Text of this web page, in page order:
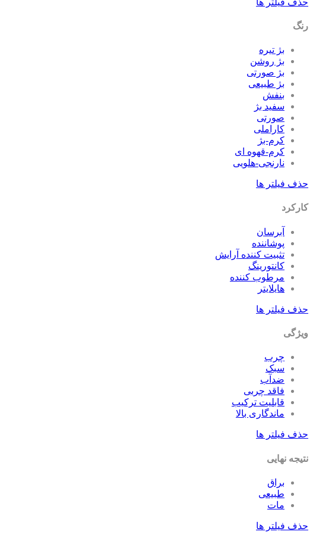
رنگ
بژ تیره
بژ روشن
بژ صورتی
بژ طبیعی
بنفش
سفید بژ
صورتی
کاراملی
کرم-بژ
کرم-قهوه ای
نارنجی-هلویی
حذف فیلتر ها
کارکرد
آبرسان
پوشاننده
تثبیت کننده آرایش
کانتورینگ
مرطوب کننده
هایلایتر
حذف فیلتر ها
ویژگی
چرب
سبک
ضدآب
فاقد چربی
قابلیت ترکیب
ماندگاری بالا
حذف فیلتر ها
نتیجه نهایی
براق
طبیعی
مات
حذف فیلتر ها